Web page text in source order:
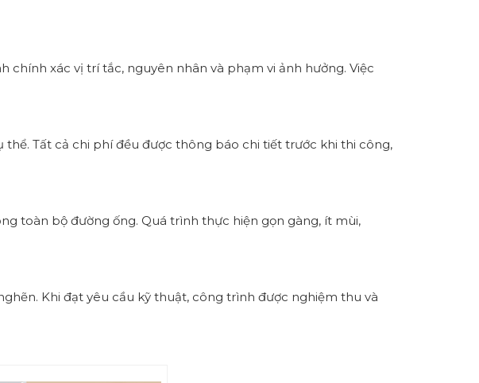
xác vị trí tắc, nguyên nhân và phạm vi ảnh hưởng. Việc
Tất cả chi phí đều được thông báo chi tiết trước khi thi công,
toàn bộ đường ống. Quá trình thực hiện gọn gàng, ít mùi,
Khi đạt yêu cầu kỹ thuật, công trình được nghiệm thu và